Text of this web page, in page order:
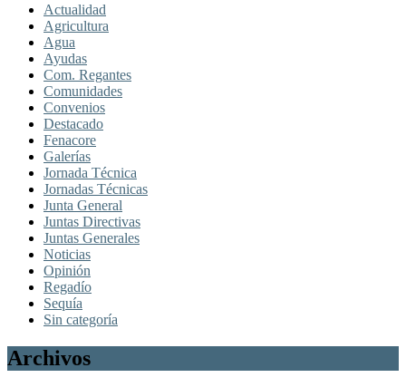
Actualidad
Agricultura
Agua
Ayudas
Com. Regantes
Comunidades
Convenios
Destacado
Fenacore
Galerías
Jornada Técnica
Jornadas Técnicas
Junta General
Juntas Directivas
Juntas Generales
Noticias
Opinión
Regadío
Sequía
Sin categoría
Archivos